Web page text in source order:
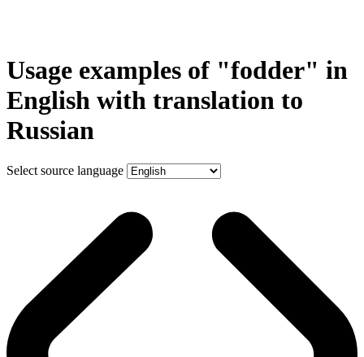
Usage examples of "fodder" in
English with translation to
Russian
Select source language